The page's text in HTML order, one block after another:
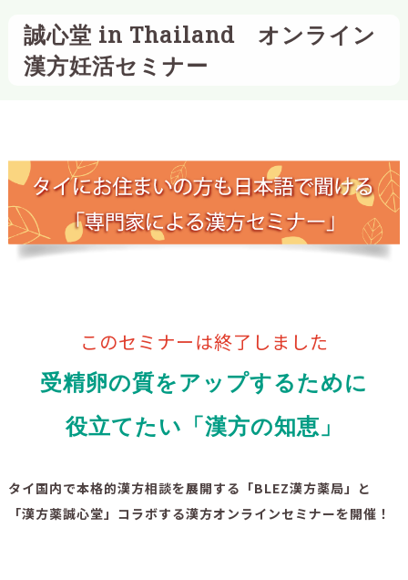
誠心堂 in Thailand オンライン
漢方妊活セミナー
このセミナーは終了しました
受精卵の質をアップするために
役立てたい「漢方の知恵」
タイ国内で本格的漢方相談を展開する「BLEZ漢方薬局」と
「漢方薬誠心堂」コラボする漢方オンラインセミナーを開催！